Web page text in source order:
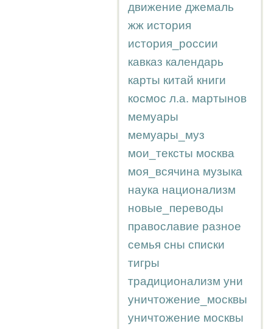
движение джемаль
жж история
история_россии
кавказ календарь
карты китай книги
космос л.а. мартынов
мемуары
мемуары_муз
мои_тексты москва
моя_всячина музыка
наука национализм
новые_переводы
православие разное
семья сны списки
тигры
традиционализм уни
уничтожение_москвы
уничтожение москвы